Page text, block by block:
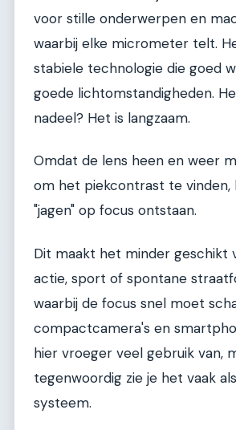
voor stille onderwerpen en
waarbij elke micrometer telt.
stabiele technologie die goed
goede lichtomstandigheden.
nadeel? Het is langzaam.
Omdat de lens heen en weer
om het piekcontrast te vinden,
"jagen" op focus ontstaan.
Dit maakt het minder geschikt
actie, sport of spontane
waarbij de focus snel moet
compactcamera's en
hier vroeger veel gebruik van,
tegenwoordig zie je het vaak
systeem.